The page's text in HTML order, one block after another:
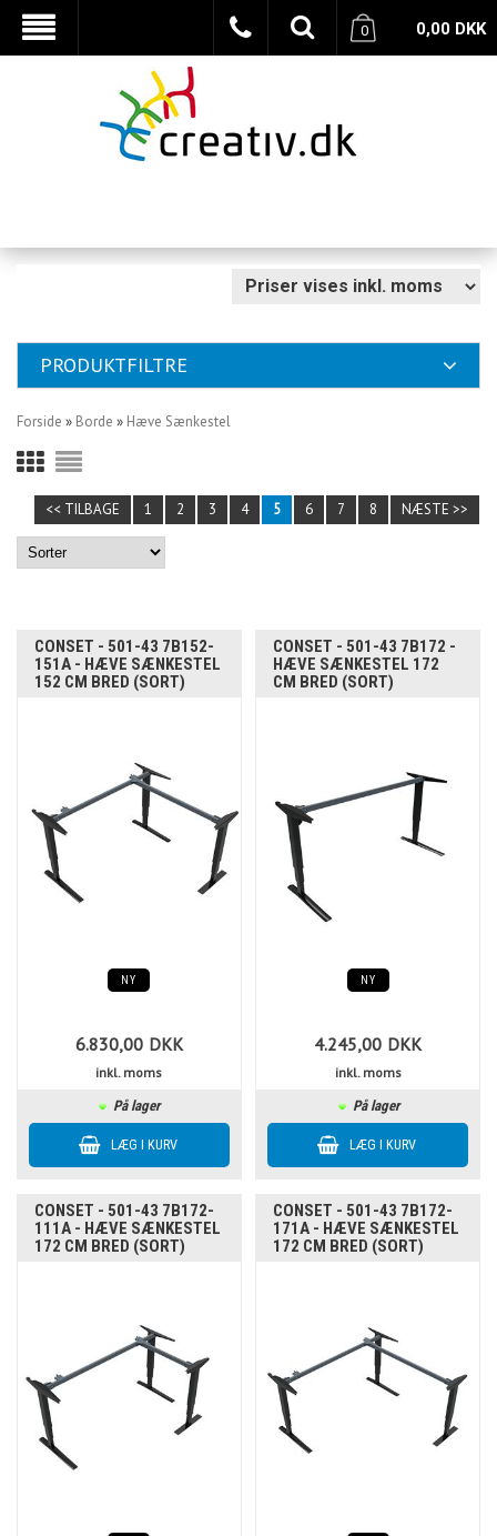
0,00 DKK
0
PRODUKTFILTRE
Forside » Borde » Hæve Sænkestel
<< TILBAGE 1 2 3 4 5 6 7 8 NÆSTE >>
CONSET - 501-43 7B152-
151A - HÆVE SÆNKESTEL
152 CM BRED (SORT)
NY
6.830,00 DKK
inkl. moms
På lager
CONSET - 501-43 7B172 -
HÆVE SÆNKESTEL 172
CM BRED (SORT)
NY
4.245,00 DKK
inkl. moms
På lager
CONSET - 501-43 7B172-
111A - HÆVE SÆNKESTEL
172 CM BRED (SORT)
CONSET - 501-43 7B172-
171A - HÆVE SÆNKESTEL
172 CM BRED (SORT)